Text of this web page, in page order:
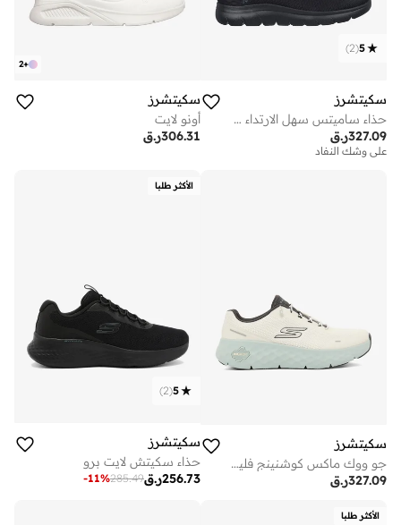
5
(
2
)
سكيتشرز
حذاء ساميتس سهل الارتداء - رقبة عالية
ر.ق327.09
على وشك النفاد
+
2
سكيتشرز
أونو لايت
ر.ق306.31
سكيتشرز
جو ووك ماكس كوشنينج فليكس
ر.ق327.09
الأكثر طلبا
5
(
2
)
سكيتشرز
حذاء سكيتش لايت برو
ر.ق256.73
285.49
-11%
الأكثر طلبا